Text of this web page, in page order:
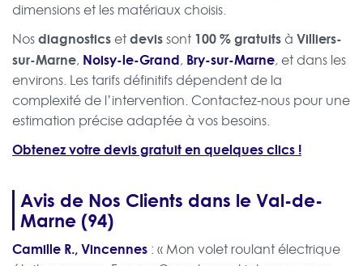
dimensions et les matériaux choisis.
Nosdiagnostics etdevissont 100 % gratuitsà Villiers-
sur-Marne, Noisy-le-Grand, Bry-sur-Marne, et dans les
environs. Les tarifs définitifs dépendent de la
complexité de l’intervention. Contactez-nous pour une
estimation précise adaptée à vos besoins.
Obtenez votre devis gratuit en quelques clics !
Avis de Nos Clients dans le Val-de-
Marne (94)
Camille R., Vincennes : « Mon volet roulant électrique